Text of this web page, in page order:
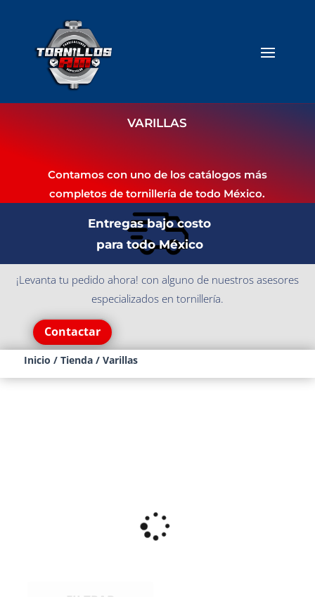
VARILLAS
Contamos con uno de los catálogos más
completos de tornillería de todo México.
Entregas bajo costo
para todo México
¡Levanta tu pedido ahora! con alguno de nuestros asesores
especializados en tornillería.
Contactar
Inicio / Tienda/ Varillas